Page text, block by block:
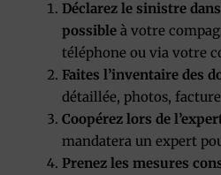
Déclarez le sinistre
possible à votre
téléphone ou via votre
Faites l’inventaire des
détaillée, photos,
Coopérez lors de
mandatera un expert
Prenez les mesures